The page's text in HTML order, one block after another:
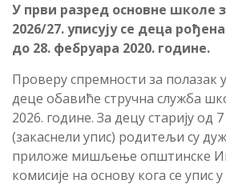
У први разред основне школе
2026/27. уписују се деца
до 28. фебруара 2020. године.
Проверу спремности за полазак
деце обавиће стручна служба
2026. године. За децу старију од
(закаснели упис) родитељи су
приложе мишљење општинске
комисије на основу кога се упис